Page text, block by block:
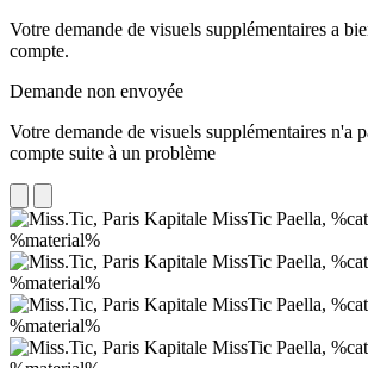
Votre demande de visuels supplémentaires a
compte.
Demande non envoyée
Votre demande de visuels supplémentaires n'a
compte suite à un problème